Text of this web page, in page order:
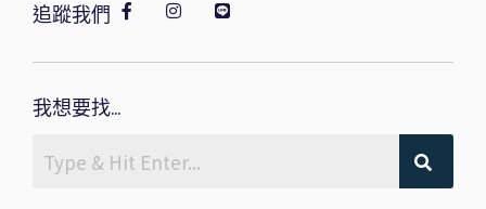
追蹤我們
我想要找...